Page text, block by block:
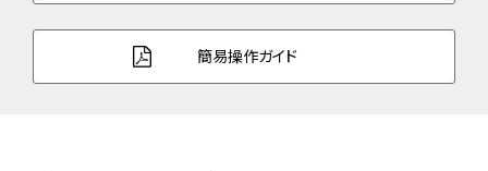
サファイアガラス（クラリティ・コーティン
グ）
簡易操作ガイド